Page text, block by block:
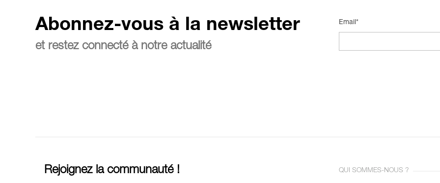
Abonnez-vous à la newsletter
et restez connecté à notre actualité
Email*
Rejoignez la communauté ! QUI SOMMES-NOUS ?